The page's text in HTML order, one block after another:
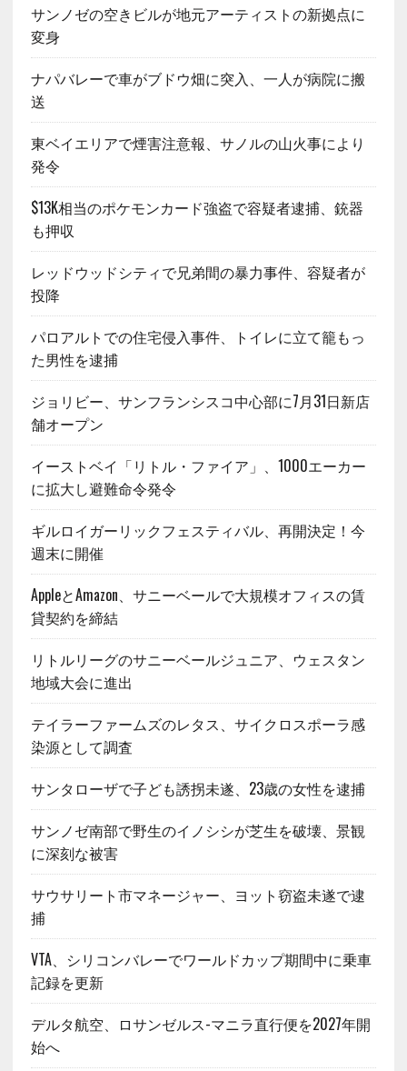
サンノゼの空きビルが地元アーティストの新拠点に
変身
ナパバレーで車がブドウ畑に突入、一人が病院に搬
送
東ベイエリアで煙害注意報、サノルの山火事により
発令
$13K相当のポケモンカード強盗で容疑者逮捕、銃器
も押収
レッドウッドシティで兄弟間の暴力事件、容疑者が
投降
パロアルトでの住宅侵入事件、トイレに立て籠もっ
た男性を逮捕
ジョリビー、サンフランシスコ中心部に7月31日新店
舗オープン
イーストベイ「リトル・ファイア」、1000エーカー
に拡大し避難命令発令
ギルロイガーリックフェスティバル、再開決定！今
週末に開催
AppleとAmazon、サニーベールで大規模オフィスの賃
貸契約を締結
リトルリーグのサニーベールジュニア、ウェスタン
地域大会に進出
テイラーファームズのレタス、サイクロスポーラ感
染源として調査
サンタローザで子ども誘拐未遂、23歳の女性を逮捕
サンノゼ南部で野生のイノシシが芝生を破壊、景観
に深刻な被害
サウサリート市マネージャー、ヨット窃盗未遂で逮
捕
VTA、シリコンバレーでワールドカップ期間中に乗車
記録を更新
デルタ航空、ロサンゼルス-マニラ直行便を2027年開
始へ